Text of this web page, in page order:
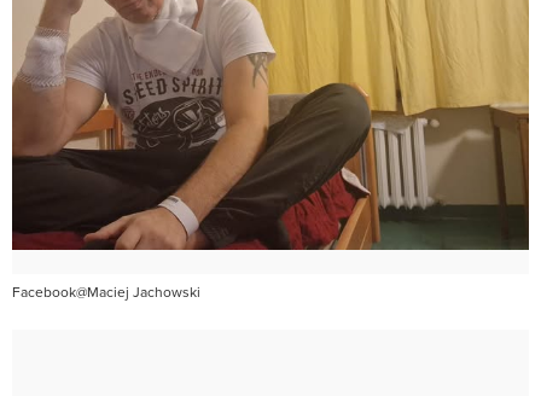
Facebook@Maciej Jachowski